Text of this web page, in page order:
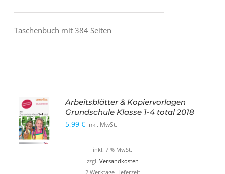
Taschenbuch mit 384 Seiten
IN DEN
WARENKORB
Arbeitsblätter & Kopiervorlagen
Grundschule Klasse 1-4 total 2018
5,99€ inkl. MwSt.
inkl. 7 % MwSt.
zzgl. Versandkosten
2 Werktage Lieferzeit